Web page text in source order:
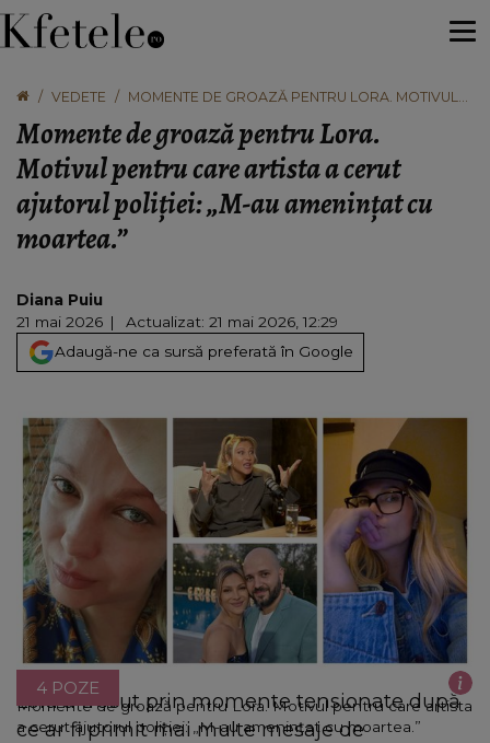
VEDETE
MOMENTE DE GROAZĂ PENTRU LORA. MOTIVUL
POLIȚIEI: „M-AU AMENINȚAT CU MOARTEA.”
Momente de groază pentru Lora.
Motivul pentru care artista a cerut
ajutorul poliției: „M-au amenințat cu
moartea.”
Diana Puiu
21 mai 2026
Actualizat: 21 mai 2026, 12:29
Adaugă-ne ca sursă preferată în Google
Momente de groază pentru Lora. Motivul pentru care artista
a cerut ajutorul poliției: „M-au amenințat cu moartea.”
4 POZE
Lora a trecut prin momente tensionate după
ce ar fi primit mai multe mesaje de